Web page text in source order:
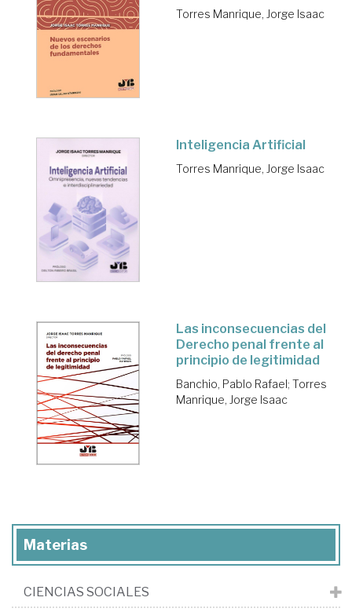
Torres Manrique, Jorge Isaac
Inteligencia Artificial
Torres Manrique, Jorge Isaac
Las inconsecuencias del
Derecho penal frente al
principio de legitimidad
Banchio, Pablo Rafael; Torres
Manrique, Jorge Isaac
Materias
CIENCIAS SOCIALES